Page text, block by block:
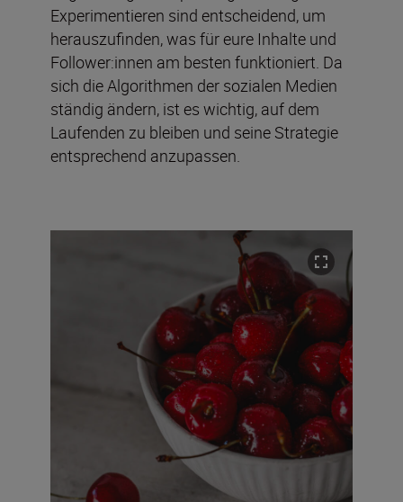
Experimentieren sind entscheidend, um
herauszufinden, was für eure Inhalte und
Follower:innen am besten funktioniert. Da
sich die Algorithmen der sozialen Medien
ständig ändern, ist es wichtig, auf dem
Laufenden zu bleiben und seine Strategie
entsprechend anzupassen.